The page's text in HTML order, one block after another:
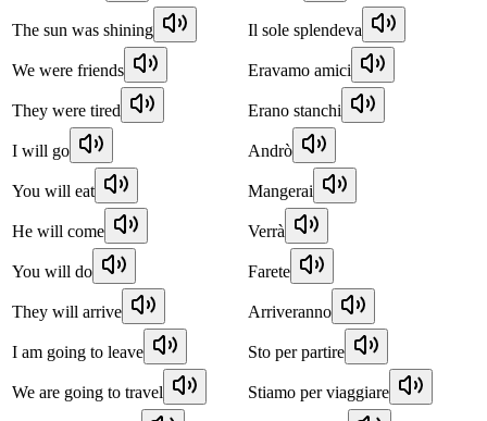
The sun was shining Il sole splendeva
We were friends Eravamo amici
They were tired Erano stanchi
I will go Andrò
You will eat Mangerai
He will come Verrà
You will do Farete
They will arrive Arriveranno
I am going to leave Sto per partire
We are going to travel Stiamo per viaggiare